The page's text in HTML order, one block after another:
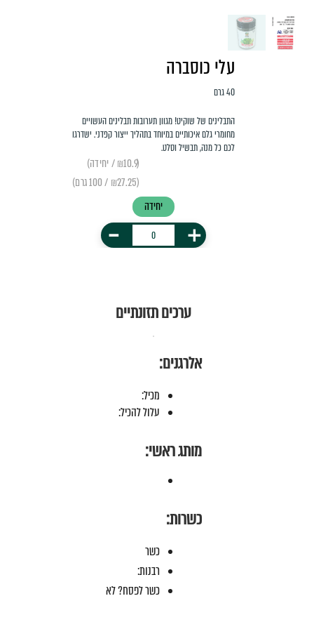
עלי כוסברה
40 גרם
התבלינים של שוקיט! מגוון תערובות תבלינים העשויים
מחומרי גלם איכותיים במיוחד בתהליך ייצור קפדני. ישדרגו
לכם כל מנה, תבשיל וסלט.
(₪10.9 / יחידה)
(₪27.25 / 100 גרם)
יחידה
+
-
ערכים תזונתיים
אלרגנים:
מכיל:
עלול להכיל:
מותג ראשי:
כשרות:
כשר
רבנות:
כשר לפסח? לא